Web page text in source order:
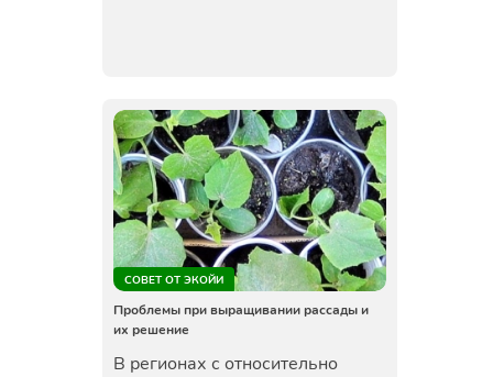
СОВЕТ ОТ ЭКОЙИ
Проблемы при выращивании рассады и
их решение
В регионах с относительно